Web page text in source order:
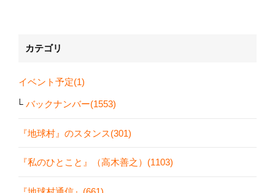
カテゴリ
イベント予定(1)
バックナンバー(1553)
『地球村』のスタンス(301)
『私のひとこと』（高木善之）(1103)